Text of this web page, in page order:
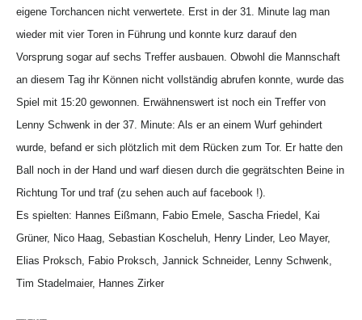
eigene Torchancen nicht verwertete. Erst in der 31. Minute lag man
wieder mit vier Toren in Führung und konnte kurz darauf den
Vorsprung sogar auf sechs Treffer ausbauen. Obwohl die Mannschaft
an diesem Tag ihr Können nicht vollständig abrufen konnte, wurde das
Spiel mit 15:20 gewonnen. Erwähnenswert ist noch ein Treffer von
Lenny Schwenk in der 37. Minute: Als er an einem Wurf gehindert
wurde, befand er sich plötzlich mit dem Rücken zum Tor. Er hatte den
Ball noch in der Hand und warf diesen durch die gegrätschten Beine in
Richtung Tor und traf (zu sehen auch auf facebook !)
Es spielten: Hannes Eißmann, Fabio Emele, Sascha Friedel, Kai
Grüner, Nico Haag, Sebastian Koscheluh, Henry Linder, Leo Mayer,
Elias Proksch, Fabio Proksch, Jannick Schneider, Lenny Schwenk,
Tim Stadelmaier, Hannes Zirker